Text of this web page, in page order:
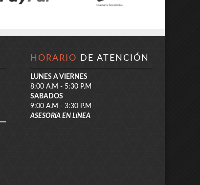
HORARIO DE ATENCIÓN
LUNES A VIERNES
8:00 A.M - 5:30 P.M
SABADOS
9:00 A.M - 3:30 P.M
ASESORíA EN LíNEA